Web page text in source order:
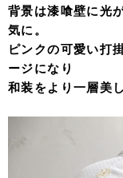
背景は漆喰壁に光
気に。
ピンクの可愛い打
ージになり
和装をより一層美